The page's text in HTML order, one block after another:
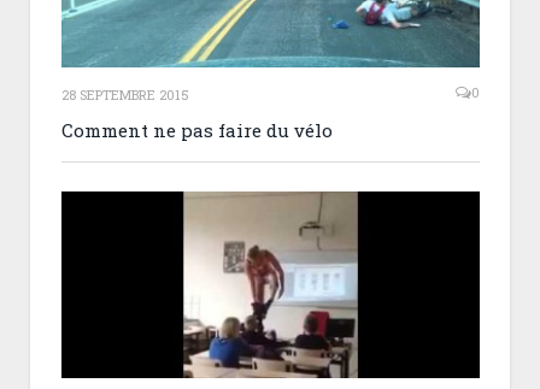
28 SEPTEMBRE 2015 0
Comment ne pas faire du vélo